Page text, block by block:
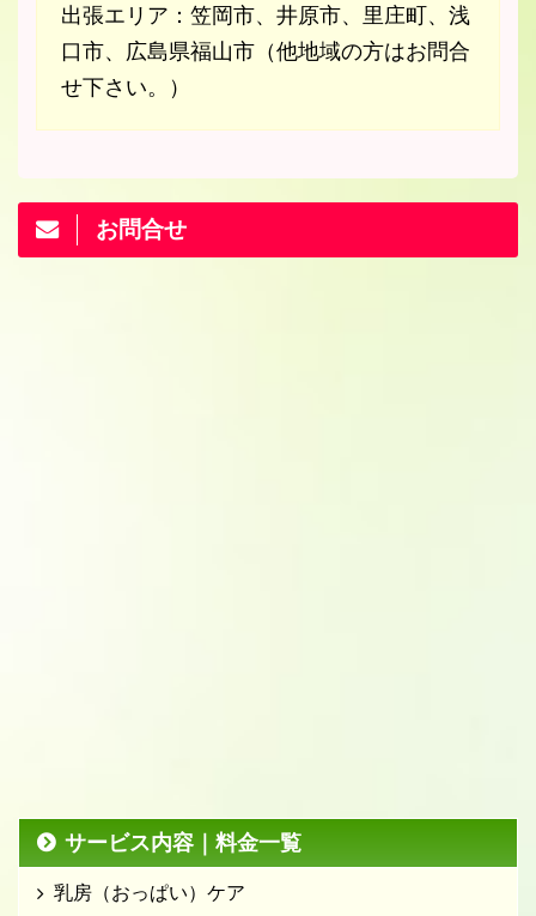
出張エリア：笠岡市、井原市、里庄町、浅
口市、広島県福山市（他地域の方はお問合
せ下さい。）
お問合せ
サービス内容｜料金一覧
乳房（おっぱい）ケア